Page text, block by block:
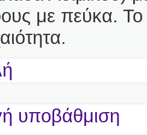
με πεύκα. Το
υποβάθμιση